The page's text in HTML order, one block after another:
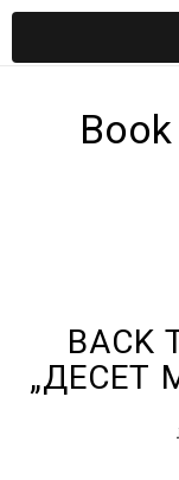
BACK
„ДЕСЕТ